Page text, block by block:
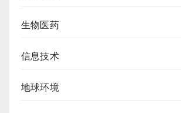
生物医药
信息技术
地球环境